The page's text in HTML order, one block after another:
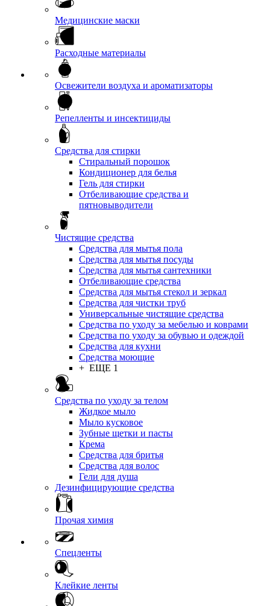
Медицинские маски
Расходные материалы
Освежители воздуха и ароматизаторы
Репелленты и инсектициды
Средства для стирки
Стиральный порошок
Кондиционер для белья
Гель для стирки
Отбеливающие средства и
пятновыводители
Чистящие средства
Средства для мытья пола
Средства для мытья посуды
Средства для мытья сантехники
Отбеливающие средства
Средства для мытья стекол и зеркал
Средства для чистки труб
Универсальные чистящие средства
Средства по уходу за мебелью и коврами
Средства по уходу за обувью и одеждой
Средства для кухни
Средства моющие
+ ЕЩЕ 1
Средства по уходу за телом
Жидкое мыло
Мыло кусковое
Зубные щетки и пасты
Крема
Средства для бритья
Средства для волос
Гели для душа
Дезинфицирующие средства
Прочая химия
Спецленты
Клейкие ленты